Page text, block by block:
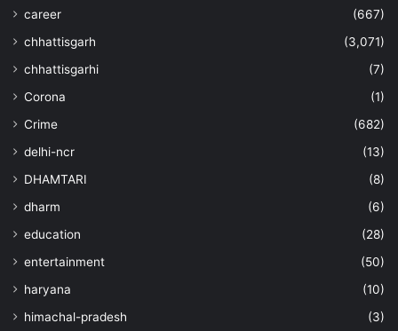
career
(667)
chhattisgarh
(3,071)
chhattisgarhi
(7)
Corona
(1)
Crime
(682)
delhi-ncr
(13)
DHAMTARI
(8)
dharm
(6)
education
(28)
entertainment
(50)
haryana
(10)
himachal-pradesh
(3)